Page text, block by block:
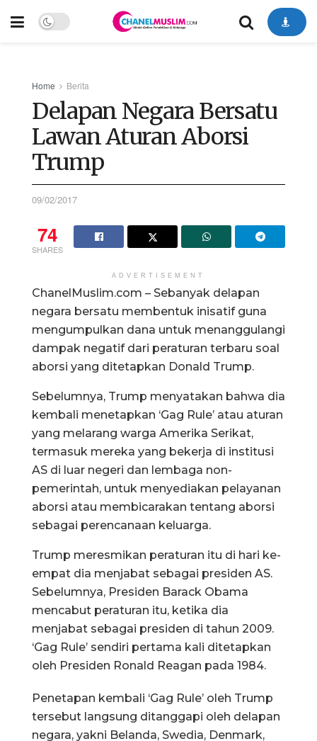
Home Berita
Delapan Negara Bersatu
Lawan Aturan Aborsi
Trump
09/02/2017
74
SHARES
ADVERTISEMENT
ChanelMuslim.com – Sebanyak delapan
negara bersatu membentuk inisatif guna
mengumpulkan dana untuk menanggulangi
dampak negatif dari peraturan terbaru soal
aborsi yang ditetapkan Donald Trump.
Sebelumnya, Trump menyatakan bahwa dia
kembali menetapkan ‘Gag Rule’ atau aturan
yang melarang warga Amerika Serikat,
termasuk mereka yang bekerja di institusi
AS di luar negeri dan lembaga non-
pemerintah, untuk menyediakan pelayanan
aborsi atau membicarakan tentang aborsi
sebagai perencanaan keluarga.
Trump meresmikan peraturan itu di hari ke-
empat dia menjabat sebagai presiden AS.
Sebelumnya, Presiden Barack Obama
mencabut peraturan itu, ketika dia
menjabat sebagai presiden di tahun 2009.
‘Gag Rule’ sendiri pertama kali ditetapkan
oleh Presiden Ronald Reagan pada 1984.
Penetapan kembali ‘Gag Rule’ oleh Trump
tersebut langsung ditanggapi oleh delapan
negara, yakni Belanda, Swedia, Denmark,